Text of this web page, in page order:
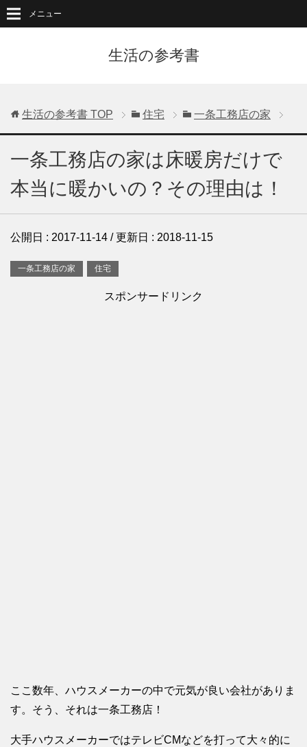
生活の参考書
メニュー
生活の参考書 TOP 住宅 一条工務店の家
一条工務店の家は床暖房だけで
本当に暖かいの？その理由は！
公開日 : 2017-11-14 / 更新日 : 2018-11-15
一条工務店の家 住宅
スポンサードリンク
ここ数年、ハウスメーカーの中で元気が良い会社がありま
す。そう、それは一条工務店！
大手ハウスメーカーではテレビCMなどを打って大々的に